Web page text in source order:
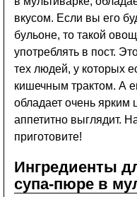
вкусом. Если вы его
бульоне, то такой
употреблять в пост.
тех людей, у которых
кишечным трактом. А
обладает очень ярким
аппетитно выглядит.
приготовите!
Ингредиенты
супа-пюре в